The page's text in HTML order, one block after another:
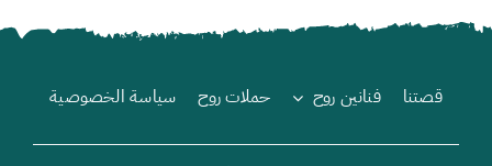
قصتنا فنانين روح حملات روح سياسة الخصوصية